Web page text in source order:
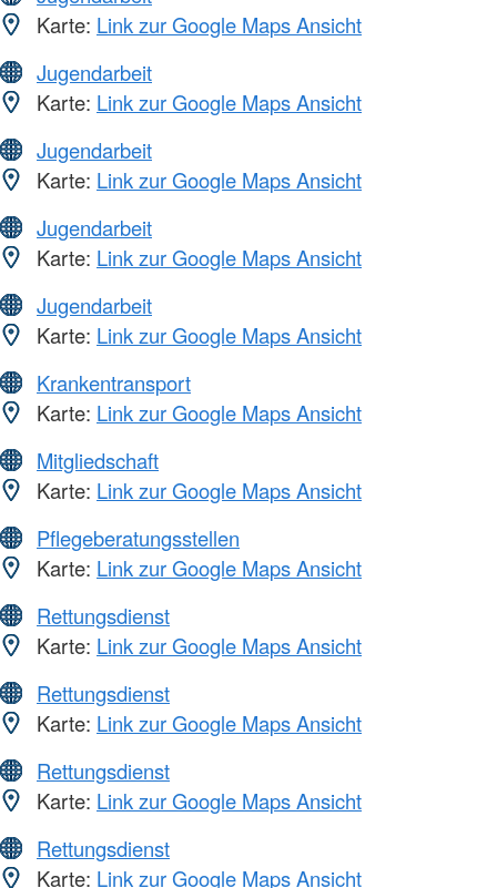
Karte: Link zur Google Maps Ansicht
Jugendarbeit
Karte: Link zur Google Maps Ansicht
Jugendarbeit
Karte: Link zur Google Maps Ansicht
Jugendarbeit
Karte: Link zur Google Maps Ansicht
Jugendarbeit
Karte: Link zur Google Maps Ansicht
Krankentransport
Karte: Link zur Google Maps Ansicht
Mitgliedschaft
Karte: Link zur Google Maps Ansicht
Pflegeberatungsstellen
Karte: Link zur Google Maps Ansicht
Rettungsdienst
Karte: Link zur Google Maps Ansicht
Rettungsdienst
Karte: Link zur Google Maps Ansicht
Rettungsdienst
Karte: Link zur Google Maps Ansicht
Rettungsdienst
Karte: Link zur Google Maps Ansicht